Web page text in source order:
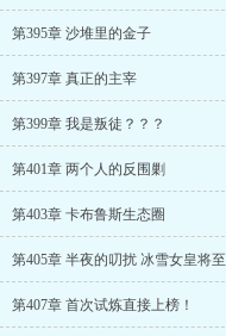
第395章 沙堆里的金子
第397章 真正的主宰
第399章 我是叛徒？？？
第401章 两个人的反围剿
第403章 卡布鲁斯生态圈
第405章 半夜的叨扰 冰雪女皇将至
第407章 首次试炼直接上榜！